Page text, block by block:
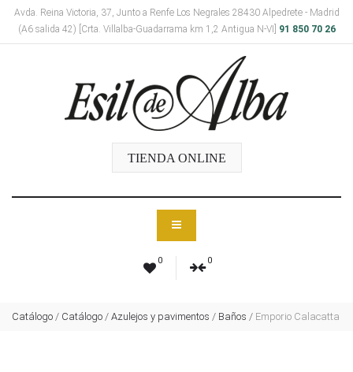
Avda. Reina Victoria, 37, Junto a Renfe Los Negrales 28430 Alpedrete - Madrid
(A6 salida 42) [Crta. Villalba-Guadarrama km 1,2 Antigua N-VI]
91 850 70 26
TIENDA ONLINE
0 0
Catálogo / Catálogo / Azulejos y pavimentos / Baños / Emporio Calacatta